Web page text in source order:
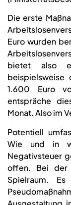
Die erste
Euro wurden
bietet also
1.600 Euro
entspräche
Monat. Also im
Potentiell
Wie und in
Negativsteuer
offen. Bei der
Spielraum.